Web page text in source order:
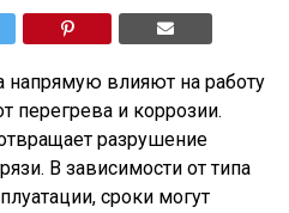
влияют на работу
перегрева и коррозии.
разрушение
В зависимости от типа
сроки могут